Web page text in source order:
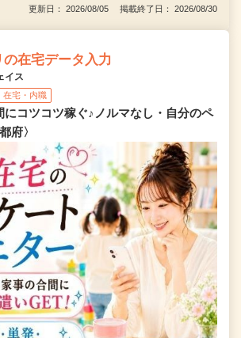
更新日： 2026/08/05 掲載終了日： 2026/08/30
在宅データ入力
イス
在宅・内職
にコツコツ稼ぐ♪ノルマなし・自分のペ
府〉